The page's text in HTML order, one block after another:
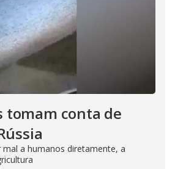
tomam conta de
a humanos diretamente, a